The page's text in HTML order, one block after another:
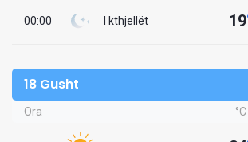
00:00 I kthjellët 19
18 Gusht
Ora °C